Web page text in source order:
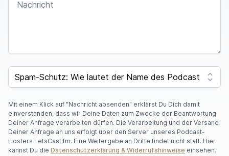
SPAM CAPTCHA
Mit einem Klick auf "Nachricht absenden" erklärst Du Dich damit
einverstanden, dass wir Deine Daten zum Zwecke der Beantwortung
Deiner Anfrage verarbeiten dürfen. Die Verarbeitung und der Versand
Deiner Anfrage an uns erfolgt über den Server unseres Podcast-
Hosters LetsCast.fm. Eine Weitergabe an Dritte findet nicht statt. Hier
kannst Du die Datenschutzerklärung & Widerrufshinweise einsehen.